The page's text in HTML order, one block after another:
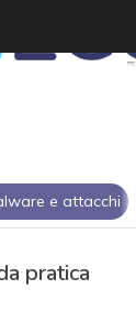
e attacchi
pratica